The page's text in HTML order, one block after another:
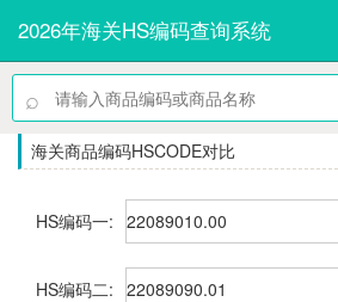
2026年海关HS编码查询系统
⌕
海关商品编码HSCODE对比
HS编码一:
HS编码二: